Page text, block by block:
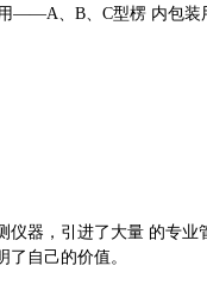
——A、 B、 C型楞 内包装
仪器， 引进了大量 的专业
自己的价值。